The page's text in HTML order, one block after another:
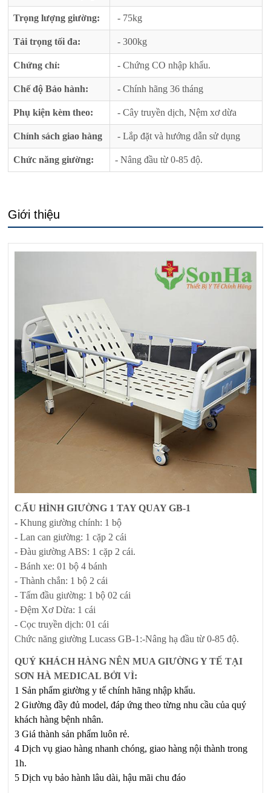
Trọng lượng giường: - 75kg
Tải trọng tối đa: - 300kg
Chứng chỉ: - Chứng CO nhập khẩu.
Chế độ Bảo hành: - Chính hãng 36 tháng
Phụ kiện kèm theo: - Cây truyền dịch, Nệm xơ dừa
Chính sách giao hàng - Lắp đặt và hướng dẫn sử dụng
Chức năng giường: - Nâng đầu từ 0-85 độ.
Giới thiệu
CẤU HÌNH GIƯỜNG 1 TAY QUAY GB-1
-Khung giường chính: 1 bộ
- Lan can giường: 1 cặp 2 cái
- Đàu giường ABS: 1 cặp 2 cái.
- Bánh xe: 01 bộ 4 bánh
- Thành chắn: 1 bộ 2 cái
- Tấm đầu giường: 1 bộ 02 cái
- Đệm Xơ Dừa: 1 cái
- Cọc truyền dịch: 01 cái
Chức năng giường Lucass GB-1:-Nâng hạ đầu từ 0-85 độ.
QUÝ KHÁCH HÀNG NÊN MUA GIƯỜNG Y TẾ TẠI
SƠN HÀ MEDICAL BỞI VÌ:
1 Sản phẩm giường y tế chính hãng nhập khẩu.
2 Giường đầy đủ model, đáp ứng theo từng nhu cầu của quý
khách hàng bệnh nhân.
3 Giá thành sản phẩm luôn rẻ.
4 Dịch vụ giao hàng nhanh chóng, giao hàng nội thành trong
1h.
5 Dịch vụ bảo hành lâu dài, hậu mãi chu đáo